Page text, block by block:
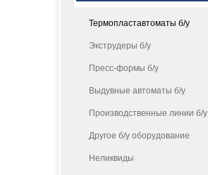
Термопластавтоматы б/у
Экструдеры б/у
Пресс-формы б/у
Выдувные автоматы б/у
Производственные линии б/у
Другое б/у оборудование
Неликвиды